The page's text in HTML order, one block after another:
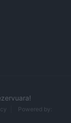
Powered by: